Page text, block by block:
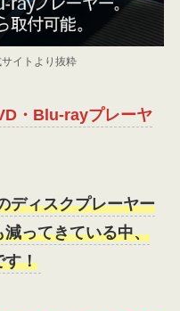
イトより抜粋
・Blu-rayプレーヤ
ディスクプレーヤー
ってきている中、
す！